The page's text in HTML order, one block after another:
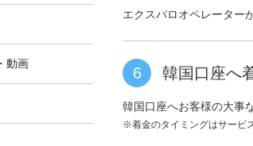
エクスパロオペレーター
6 韓国口座へ
韓国口座へお客様の大事
※着金のタイミングはサービ
動画